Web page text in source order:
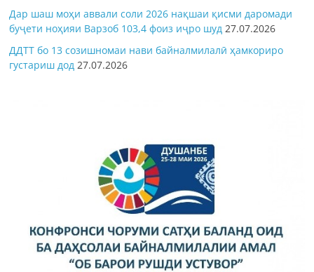
Дар шаш моҳи аввали соли 2026 нақшаи қисми даромади
буҷети ноҳияи Варзоб 103,4 фоиз иҷро шуд 27.07.2026
ДДТТ бо 13 созишномаи нави байналмилалӣ ҳамкориро
густариш дод 27.07.2026